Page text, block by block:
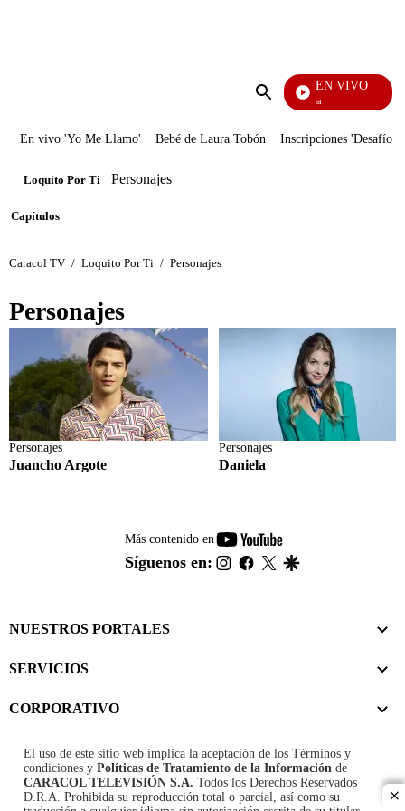
Enviar
EN VIVO
Ciudad Lejana
En vivo 'Yo Me Llamo' Bebé de Laura Tobón Inscripciones 'Desafío'
Loquito Por Ti Personajes
Capítulos
Caracol TV / Loquito Por Ti / Personajes
Personajes
Personajes
Juancho Argote
Personajes
Daniela
Más contenido en
youtube-
footer
Síguenos en: instagram
facebook
twitter
NUESTROS PORTALES
SERVICIOS
CORPORATIVO
El uso de este sitio web implica la aceptación de los Términos y
condiciones y Políticas de Tratamiento de la Información de
CARACOL TELEVISIÓN S.A. Todos los Derechos Reservados
D.R.A. Prohibida su reproducción total o parcial, así como su